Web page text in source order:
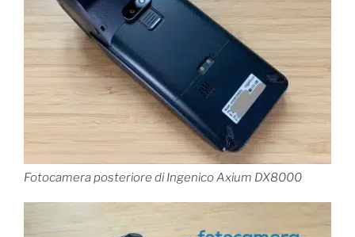
Fotocamera posteriore di Ingenico Axium DX8000